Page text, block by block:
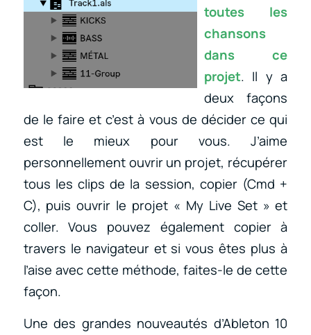
toutes les
chansons
dans ce
projet. Il y a
deux façons
de le faire et c’est à vous de décider ce qui
est le mieux pour vous. J’aime
personnellement ouvrir un projet, récupérer
tous les clips de la session, copier (Cmd +
C), puis ouvrir le projet « My Live Set » et
coller. Vous pouvez également copier à
travers le navigateur et si vous êtes plus à
l’aise avec cette méthode, faites-le de cette
façon.
Une des grandes nouveautés d’Ableton 10